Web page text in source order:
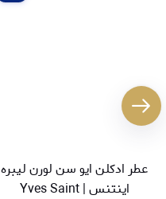
عطر ادکلن ایو سن لورن لیبره
اینتنس | Yves Saint